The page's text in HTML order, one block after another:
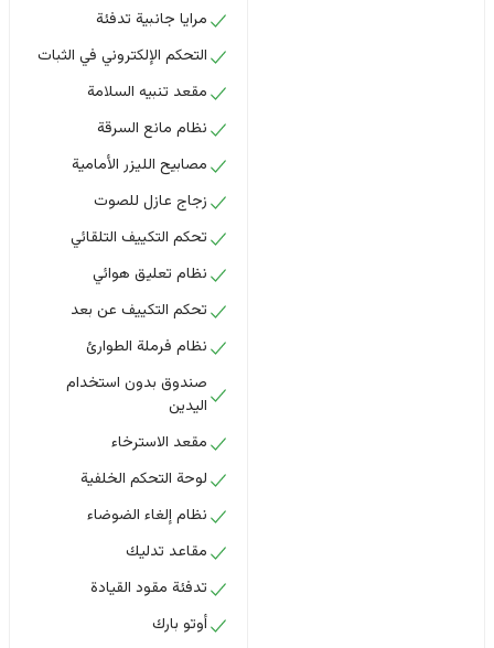
مرايا جانبية تدفئة
التحكم الإلكتروني في الثبات
مقعد تنبيه السلامة
نظام مانع السرقة
مصابيح الليزر الأمامية
زجاج عازل للصوت
تحكم التكييف التلقائي
نظام تعليق هوائي
تحكم التكييف عن بعد
نظام فرملة الطوارئ
صندوق بدون استخدام
اليدين
مقعد الاسترخاء
لوحة التحكم الخلفية
نظام إلغاء الضوضاء
مقاعد تدليك
تدفئة مقود القيادة
أوتو بارك